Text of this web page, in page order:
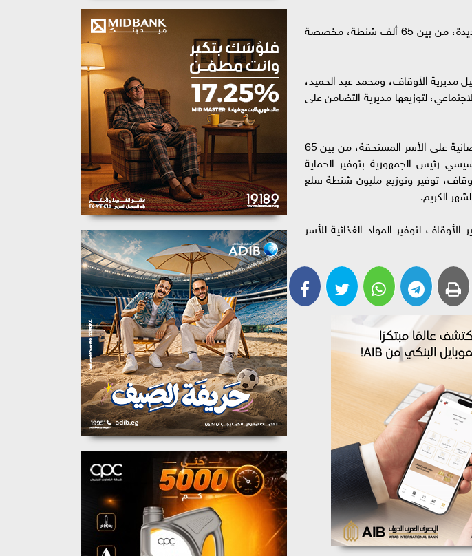
أعلن اللواء جمال نور الدين، محافظ كفر الشيخ، عن وصول 2500 شنطة رمضانية جديدة، من بين 65 ألف شنطة، مخصصة
مديرية الأوقاف، ومحمد عبد الحميد،
الأوقاف للتضامن الاجتماعي، لتوزيعها مديرية التضامن على
أكد اللواء جمال نور الدين، محافظ كفر الشيخ، أنه تم توزيع 32 ألفاً و 300 شنطة رمضانية على الأسر المستحقة، من بين 65
رئيس الجمهورية بتوفير الحماية
توفير وتوزيع مليون شنطة سلع
الكريم.
لتوفير المواد الغذائية للأسر